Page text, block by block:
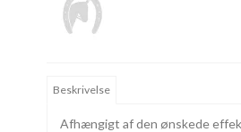
Beskrivelse
Afhængigt af den ønskede